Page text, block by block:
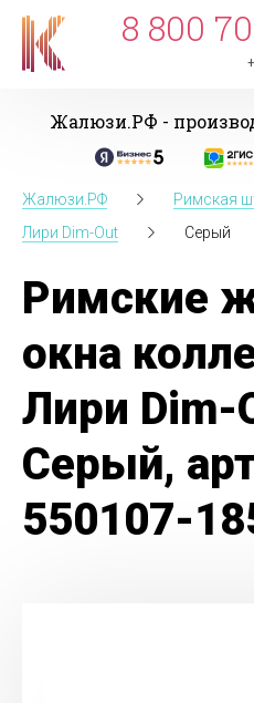
8 800
Жалюзи.РФ -
Жалюзи.РФ
Римская
Лири Dim-Out
Серый
Римские
окна
Лири Dim-
Серый,
550107-